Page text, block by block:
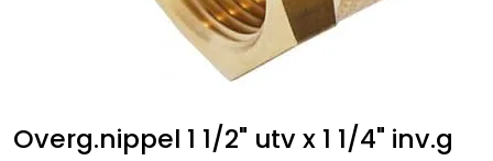
Overg.nippel 1 1/2" utv x 1 1/4" inv.g